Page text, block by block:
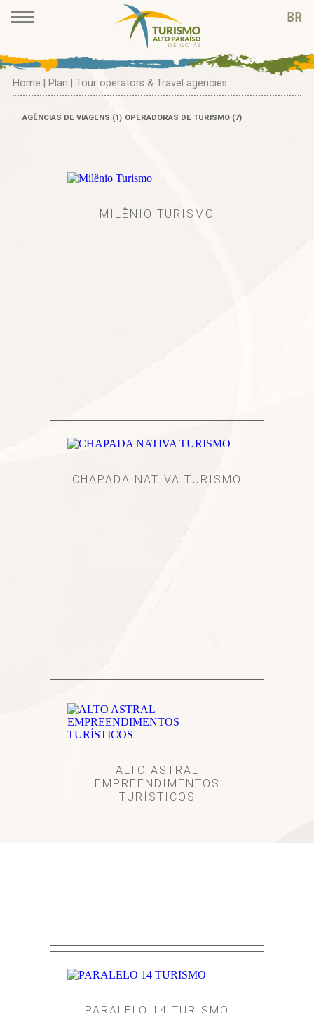
Home Plan Tour operators & Travel agencies
AGÊNCIAS DE VIAGENS (1) OPERADORAS DE TURISMO (7)
MILÊNIO TURISMO
CHAPADA NATIVA TURISMO
ALTO ASTRAL
EMPREENDIMENTOS
TURÍSTICOS